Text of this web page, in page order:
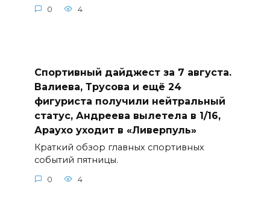
0 4
Спортивный дайджест за 7 августа.
Валиева, Трусова и ещё 24
фигуриста получили нейтральный
статус, Андреева вылетела в 1/16,
Араухо уходит в «Ливерпуль»
Краткий обзор главных спортивных
событий пятницы.
0 4